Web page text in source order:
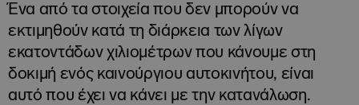
Ένα από τα στοιχεία που δεν μπορούν να
εκτιμηθούν κατά τη διάρκεια των λίγων
εκατοντάδων χιλιομέτρων που κάνουμε στη
δοκιμή ενός καινούργιου αυτοκινήτου, είναι
αυτό που έχει να κάνει με την κατανάλωση.